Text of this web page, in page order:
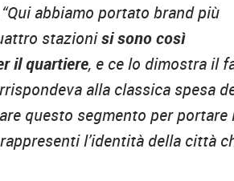
“Qui abbiamo portato brand più
stazionisi sono così
il quartiere, e ce lo dimostra il
alla classica spesa
questo segmento per portare
l’identità della città